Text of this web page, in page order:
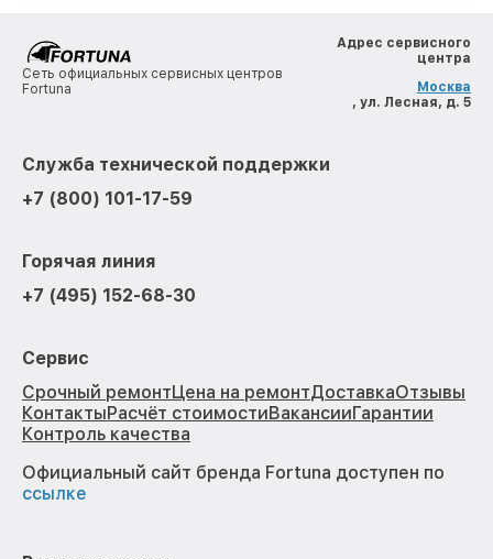
Сеть официальных сервисных центров
Fortuna
Адрес сервисного
центра
Москва
, ул. Лесная, д. 5
Служба технической поддержки
+7 (800) 101-17-59
Горячая линия
+7 (495) 152-68-30
Сервис
Срочный ремонтЦена на ремонтДоставкаОтзывы
КонтактыРасчёт стоимостиВакансииГарантии
Контроль качества
Официальный сайт бренда Fortuna доступен по
ссылке